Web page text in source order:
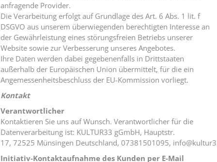
anfragende Provider.
Die Verarbeitung erfolgt auf Grundlage des Art. 6 Abs. 1 lit. f
DSGVO aus unserem überwiegenden berechtigten Interesse an
der Gewährleistung eines störungsfreien Betriebs unserer
Website sowie zur Verbesserung unseres Angebotes.
Ihre Daten werden dabei gegebenenfalls in Drittstaaten
außerhalb der Europäischen Union übermittelt, für die ein
Angemessenheitsbeschluss der EU-Kommission vorliegt.
Kontakt
Verantwortlicher
Kontaktieren Sie uns auf Wunsch. Verantwortlicher für die
Datenverarbeitung ist: KULTUR33 gGmbH, Hauptstr.
17, 72525 Münsingen Deutschland, 07381501095,
Initiativ-Kontaktaufnahme des Kunden per E-Mail